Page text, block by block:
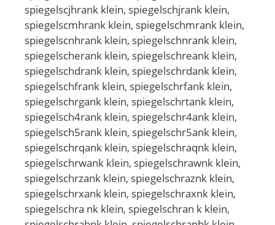
spiegelscjhrank klein, spiegelschjrank klein,
spiegelscmhrank klein, spiegelschmrank klein,
spiegelscnhrank klein, spiegelschnrank klein,
spiegelscherank klein, spiegelschreank klein,
spiegelschdrank klein, spiegelschrdank klein,
spiegelschfrank klein, spiegelschrfank klein,
spiegelschrgank klein, spiegelschrtank klein,
spiegelsch4rank klein, spiegelschr4ank klein,
spiegelsch5rank klein, spiegelschr5ank klein,
spiegelschrqank klein, spiegelschraqnk klein,
spiegelschrwank klein, spiegelschrawnk klein,
spiegelschrzank klein, spiegelschraznk klein,
spiegelschrxank klein, spiegelschraxnk klein,
spiegelschra nk klein, spiegelschran k klein,